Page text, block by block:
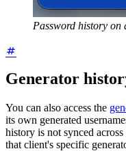
Password history on
Generator
You can also access the
its own generated
history is not synced
that client's specific